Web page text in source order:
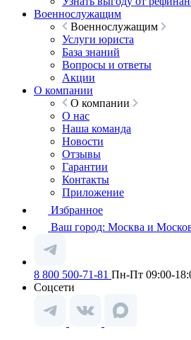
Военнослужащим
Военнослужащим
Услуги юриста
База знаний
Вопросы и ответы
Акции
О компании
О компании
О нас
Наша команда
Новости
Отзывы
Гарантии
Контакты
Приложение
Избранное
Ваш город: Москва и
8 800 500-71-81 Пн-Пт 09:00-
Соцсети